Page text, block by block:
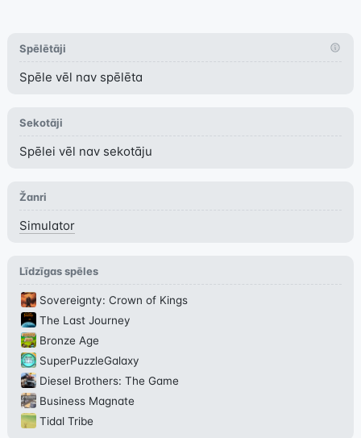
Spēlētāji
Spēle vēl nav spēlēta
Sekotāji
Spēlei vēl nav sekotāju
Žanri
Simulator
Līdzīgas spēles
Sovereignty: Crown of Kings
The Last Journey
Bronze Age
SuperPuzzleGalaxy
Diesel Brothers: The Game
Business Magnate
Tidal Tribe